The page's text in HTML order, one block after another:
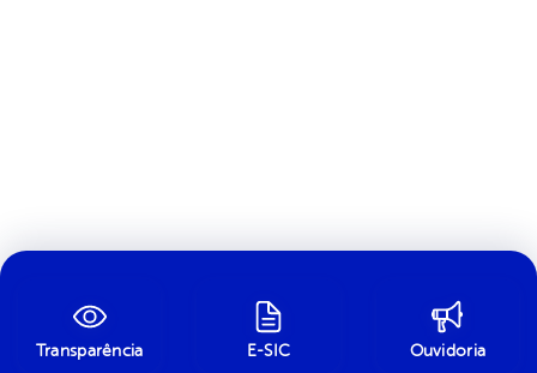
Transparência E-SIC Ouvidoria